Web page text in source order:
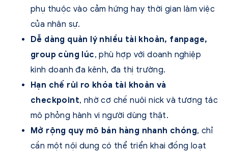
phụ thuộc vào cảm hứng hay thời gian làm việc
của nhân sự.
Dễ dàng quản lý nhiều tài khoản, fanpage,
group cùng lúc, phù hợp với doanh nghiệp
kinh doanh đa kênh, đa thị trường.
Hạn chế rủi ro khóa tài khoản và
checkpoint, nhờ cơ chế nuôi nick và tương tác
mô phỏng hành vi người dùng thật.
Mở rộng quy mô bán hàng nhanh chóng, chỉ
cần một nội dung có thể triển khai đồng loạt